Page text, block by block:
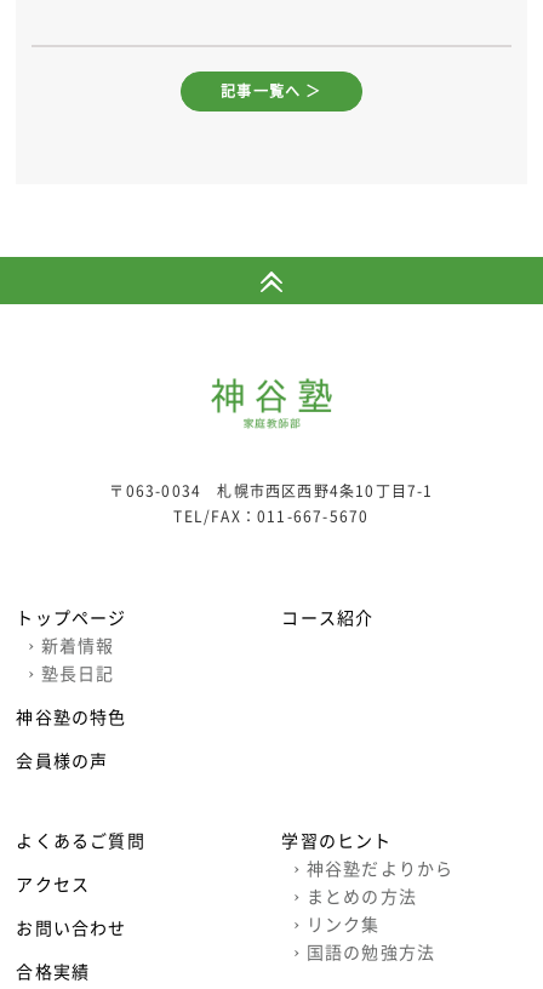
記事一覧へ ＞
〒063-0034 札幌市西区西野4条10丁目7-1
TEL/FAX：011-667-5670
トップページ
› 新着情報
› 塾長日記
神谷塾の特色
会員様の声
コース紹介
よくあるご質問
アクセス
お問い合わせ
合格実績
学習のヒント
› 神谷塾だよりから
› まとめの方法
› リンク集
› 国語の勉強方法